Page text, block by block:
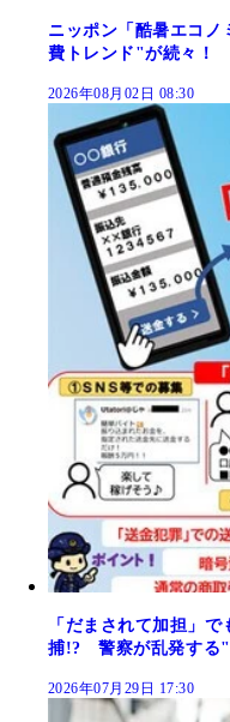
ニッポン「酷暑エコ
費トレンド"が続々！
2026年08月02日 08:30
「だまされて加担」
捕!? 警察が乱発する"
2026年07月29日 17:30